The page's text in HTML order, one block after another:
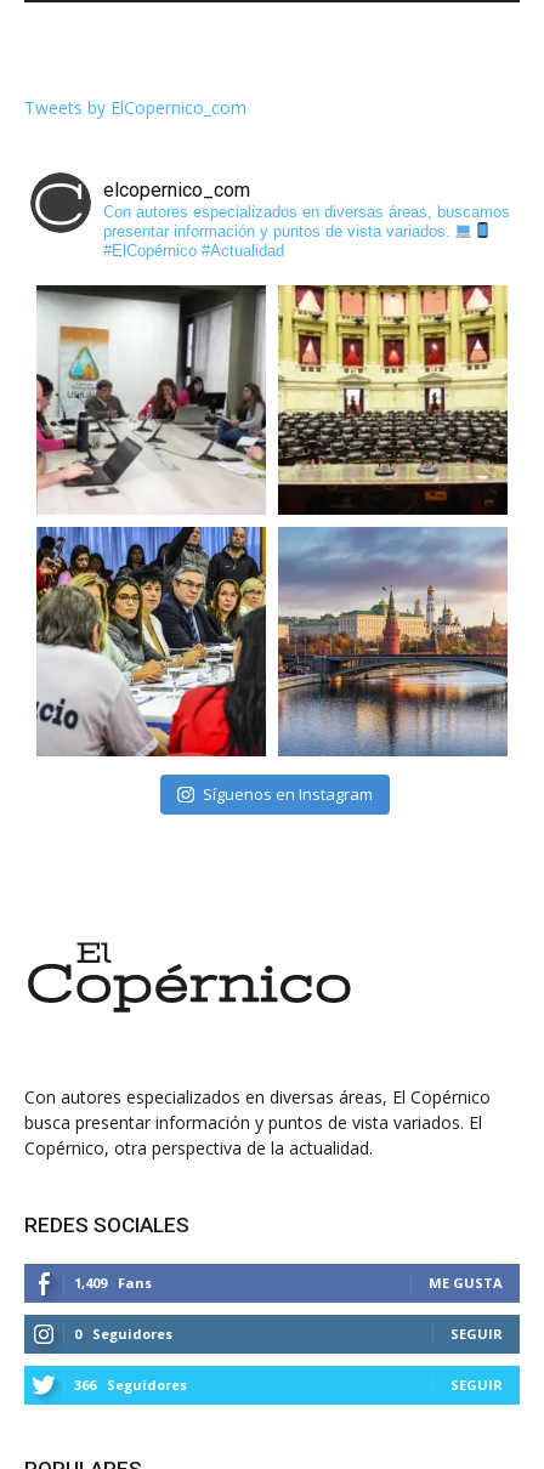
Tweets by ElCopernico_com
elcopernico_com
Con autores especializados en diversas áreas, buscamos
presentar información y puntos de vista variados.
#ElCopérnico #Actualidad
Síguenos en Instagram
Con autores especializados en diversas áreas, El Copérnico
busca presentar información y puntos de vista variados. El
Copérnico, otra perspectiva de la actualidad.
REDES SOCIALES
1,409 Fans ME GUSTA
0 Seguidores SEGUIR
366 Seguidores SEGUIR